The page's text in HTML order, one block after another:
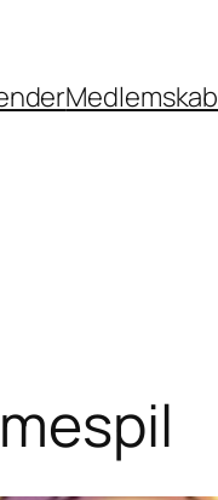
Medlemskab